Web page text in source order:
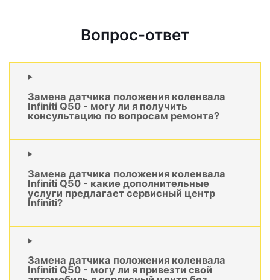
Вопрос-ответ
Замена датчика положения коленвала
Infiniti Q50 - могу ли я получить
консультацию по вопросам ремонта?
Замена датчика положения коленвала
Infiniti Q50 - какие дополнительные
услуги предлагает сервисный центр
Infiniti?
Замена датчика положения коленвала
Infiniti Q50 - могу ли я привезти свой